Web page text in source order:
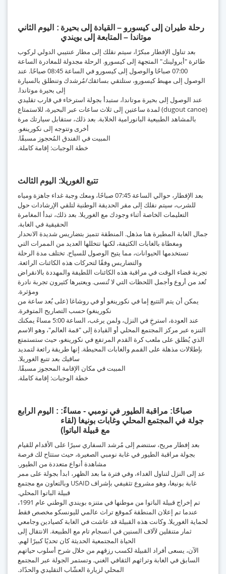
اليوم الثاني
رحلة طيران إلى كيسورو – القيادة إلى بحيرة
موتاندا – المتابعة إلى بويندي
بعد تناول الإفطار مبكرًا، سيتم نقلك إلى مطار عنتيبي الدولي لركوب
طائرة "أيرولينك" المتجهة إلى كيسورو. الرحلة مجدولة للمغادرة الساعة
07:00 صباحًا والوصول إلى كيسورو في الساعة 08:45 صباحًا. عند
الوصول إلى مهبط كيسورو، ستلتقي بسائقك/مُرشدك وتنطلق بالسيارة
إلى بحيرة موتاندا.
عند الوصول إلى بحيرة موتاندا، ستبدأ بجولة استرخاء في قارب تقليدي
(dugout canoe) لمدة ساعتين إلى ثلاث ساعات عبر البحيرة، للاستمتاع
بالمشاهد الطبيعية البانورامية الخلابة. بعد ذلك، ستقابل سيارتك مرة
أخرى وتتوجه إلى نكورينغو.
المبيت في الفندق المُحجوز مسبقًا.
خطة الوجبات: إقامة كاملة.
اليوم الثالث تتبع الغوريلا
بعد الإفطار، حوالي الساعة 07:45 صباحًا، ومعك وجبة غداء جاهزة ومياه
للشرب، سيتم نقلك إلى مقر الحديقة الوطنية لتلقي الإرشادات حول
التعليمات الخاصة أثناء وجودك مع الغوريلا. بعد ذلك، تبدأ المغامرة
الحقيقية في الغابة.
جمال الغابة المطيرة هنا مذهل. المنطقة تتميز بتضاريس شديدة الانحدار
ومغطاة بالغابات الكثيفة، لكنها تتخللها العديد من الممرات التي
تستخدمها الحيوانات، مما يتيح الوصول للسياح. تختلف مدة الرحلة
والتضاريس وفقًا لتحركات هذه الكائنات الرائعة.
تجربة قضاء الوقت في مراقبة هذه الكائنات اللطيفة والمهددة بالانقراض
تُعد من أروع وأجمل اللحظات التي لا تُنسى. ويعتبرها كثيرون تجربة نادرة
ومؤثرة.
يمكن أن يتم التتبع إما في نكورينغو أو في روشاغا (على بُعد ساعة من
نكورينغو) حسب التصاريح المتوفرة.
عند العودة، استرخِ في النزل، ولمن يرغب، الساعة 5:00 مساءً يمكنك
التنزه عبر مركز المجتمع المحلي أو القيادة إلى "قمة العالم"، وهو الاسم
الذي يُطلق على ملعب كرة القدم المرتفع في نكورينغو، حيث ستستمتع
بإطلالات مذهلة على القمم والغابات المحيطة. إنها طريقة رائعة لتمديد
ساقيك بعد تتبع الغوريلا.
المبيت في مكان الإقامة المحجوز مسبقًا.
خطة الوجبات: إقامة كاملة.
اليوم الرابع
صباحًا: مراقبة الطيور في نومبي - مساءً:
جولة في المجتمع المحلي وغابات بونيغا (لقاء
مع قبيلة الباتوا)
بعد إفطار مريح، ستنضم إلى مُرشد السفاري سيرًا على الأقدام للقيام
بجولة مراقبة الطيور في غابة نومبي الصغيرة، حيث ستتاح لك فرصة
مشاهدة أنواع متعددة من الطيور.
عد إلى النزل لتناول الغداء، وفي فترة ما بعد الظهر، ابدأ بجولة على ممر
غابة بونيغا، وهو مشروع تثقيفي بإشراف USAID وبالتعاون مع مجتمع
قبيلة الباتوا المحلي.
تم إخراج قبيلة الباتوا من موطنها في متنزه بويندي الوطني عام 1991،
عندما تم إعلان المنطقة كموقع تراث عالمي لليونسكو مخصص فقط
لحماية الغوريلا. وكانت هذه القبيلة قد عاشت في الغابة كصيادين وجامعي
ثمار متنقلين لآلاف السنين في انسجام تام مع الطبيعة. الانتقال إلى
الحياة المجتمعية الحديثة كان تحديًا كبيرًا لهم.
الآن، يسعى أفراد القبيلة لكسب رزقهم من خلال شرح أسلوب حياتهم
السابق في الغابة وتراثهم الثقافي الغني. وتستمر الجولة عبر المجتمع
المحلي لزيارة العشّاب التقليدي والحدّاد.